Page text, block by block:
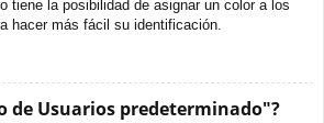
tiene la posibilidad de asignar un color a los
hacer más fácil su identificación.
de Usuarios predeterminado"?